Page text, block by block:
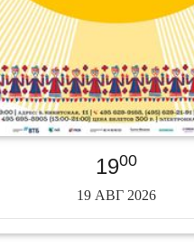
1900
19 АВГ 2026